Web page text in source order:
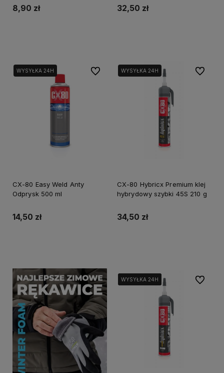
8,90 zł 32,50 zł
WYSYŁKA 24H
CX-80 Easy Weld Anty
Odprysk 500 ml
14,50 zł
Do ulubionychWYSYŁKA 24H
CX-80 Hybricx Premium klej
hybrydowy szybki 45S 210 g
34,50 zł
Do
WYSYŁKA 24H
WYSYŁKA 24H
WYSYŁKA 24H Do